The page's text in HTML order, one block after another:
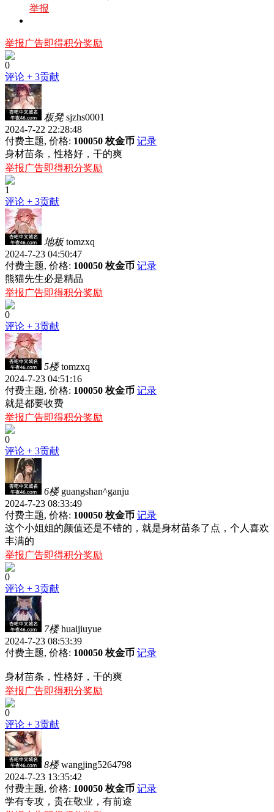
举报
举报广告即得积分奖励
0
评论 + 3贡献
板凳 sjzhs0001
2024-7-22 22:28:48
付费主题, 价格: 100050 枚金币 记录
身材苗条，性格好，干的爽
举报广告即得积分奖励
1
评论 + 3贡献
地板 tomzxq
2024-7-23 04:50:47
付费主题, 价格: 100050 枚金币 记录
熊猫先生必是精品
举报广告即得积分奖励
0
评论 + 3贡献
5楼 tomzxq
2024-7-23 04:51:16
付费主题, 价格: 100050 枚金币 记录
就是都要收费
举报广告即得积分奖励
0
评论 + 3贡献
6楼 guangshan^ganju
2024-7-23 08:33:49
付费主题, 价格: 100050 枚金币 记录
这个小姐姐的颜值还是不错的，就是身材苗条了点，个人喜欢
丰满的
举报广告即得积分奖励
0
评论 + 3贡献
7楼 huaijiuyue
2024-7-23 08:53:39
付费主题, 价格: 100050 枚金币 记录
身材苗条，性格好，干的爽
举报广告即得积分奖励
0
评论 + 3贡献
8楼 wangjing5264798
2024-7-23 13:35:42
付费主题, 价格: 100050 枚金币 记录
学有专攻，贵在敬业，有前途